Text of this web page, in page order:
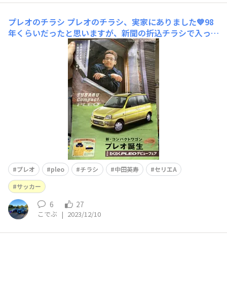
プレオのチラシ プレオのチラシ、実家にありました💙98
年くらいだったと思いますが、新聞の折込チラシで入って
いたものです。 この頃、中田英寿さんがセリエAのペルー
ジャに移籍。デビュー戦のユベントス戦でいきなり2ゴー
ルを決めました。衝撃的なデビュー戦だったので、今も覚
えていますね😊 そんなタイミング
プレオ pleo チラシ 中田英寿
セリエA
サッカー
6 27
こでぶ | 2023/12/10